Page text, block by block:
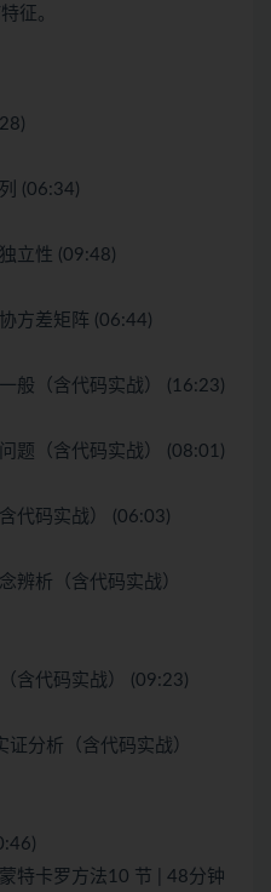
征。
(06:34)
立性 (09:48)
方差矩阵 (06:44)
般（含代码实战） (16:23)
题（含代码实战） (08:01)
代码实战） (06:03)
辨析（含代码实战）
含代码实战） (09:23)
分析（含代码实战）
特卡罗方法10 节 | 48分钟